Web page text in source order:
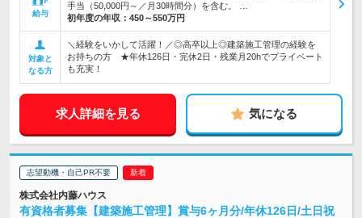
給与
手当（50,000円～／月30時間分）を含む。 …
初年度の年収： 450～550万円
対象と
なる方
＼経験をいかして活躍！／◎高卒以上◎建築施工管理の経験を
お持ちの方 ★年休126日・完休2日・残業月20hでプライベート
も充実！
求人詳細を見る 気になる
志望動機・自己PR不要
株式会社内藤ハウス
有資格者募集【建築施工管理】賞与6ヶ月分/年休126日/土日祝